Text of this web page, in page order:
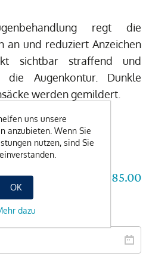
regt die
an und reduziert Anzeichen
sichtbar straffend und
die Augenkontur. Dunkle
werden gemildert.
CHF 85.00
uns unsere
anzubieten. Wenn Sie
nutzen, sind Sie
OK
dazu